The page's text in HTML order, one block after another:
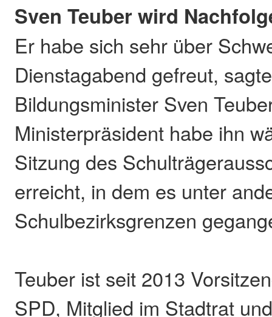
Sven Teuber wird
Er habe sich sehr über
Dienstagabend gefreut,
Bildungsminister Sven
Ministerpräsident habe ihn
Sitzung des
erreicht, in dem es unter
Schulbezirksgrenzen
Teuber ist seit 2013
SPD, Mitglied im Stadtrat